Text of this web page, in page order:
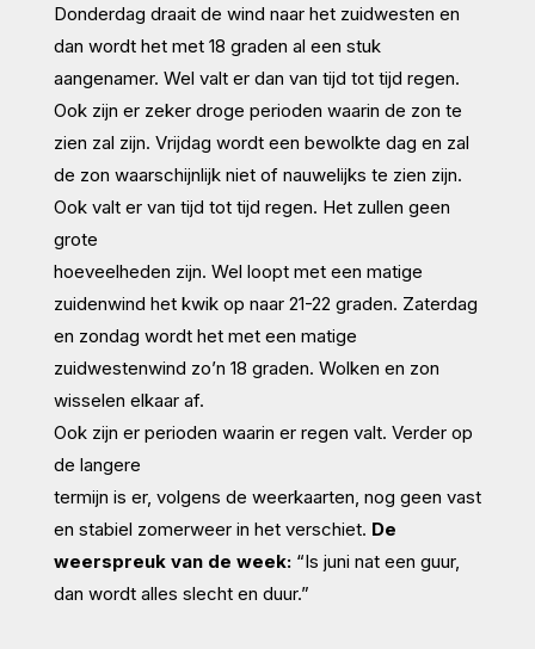
Donderdag draait de wind naar het zuidwesten en
dan wordt het met 18 graden al een stuk
aangenamer. Wel valt er dan van tijd tot tijd regen.
Ook zijn er zeker droge perioden waarin de zon te
zien zal zijn. Vrijdag wordt een bewolkte dag en zal
de zon waarschijnlijk niet of nauwelijks te zien zijn.
Ook valt er van tijd tot tijd regen. Het zullen geen
grote
hoeveelheden zijn. Wel loopt met een matige
zuidenwind het kwik op naar 21-22 graden. Zaterdag
en zondag wordt het met een matige
zuidwestenwind zo’n 18 graden. Wolken en zon
wisselen elkaar af.
Ook zijn er perioden waarin er regen valt. Verder op
de langere
termijn is er, volgens de weerkaarten, nog geen vast
en stabiel zomerweer in het verschiet. De
weerspreuk van de week: “Is juni nat een guur,
dan wordt alles slecht en duur.”